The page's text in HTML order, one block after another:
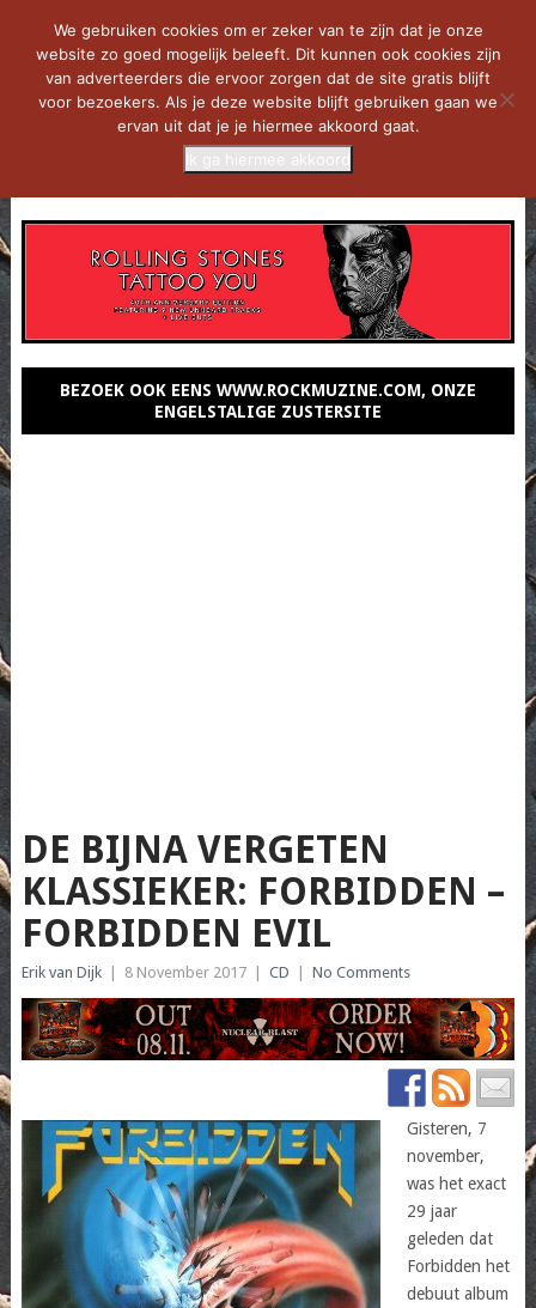
BEZOEK OOK EENS WWW.ROCKMUZINE.COM, ONZE
ENGELSTALIGE ZUSTERSITE
DE BIJNA VERGETEN
KLASSIEKER: FORBIDDEN –
FORBIDDEN EVIL
Erik van Dijk 8 November 2017 CD No Comments
Gisteren, 7
november,
was het exact
29 jaar
geleden dat
Forbidden het
debuut album
We gebruiken cookies om er zeker van te zijn dat je onze
website zo goed mogelijk beleeft. Dit kunnen ook cookies zijn
van adverteerders die ervoor zorgen dat de site gratis blijft
voor bezoekers. Als je deze website blijft gebruiken gaan we
ervan uit dat je je hiermee akkoord gaat.
Ik ga hiermee akkoord